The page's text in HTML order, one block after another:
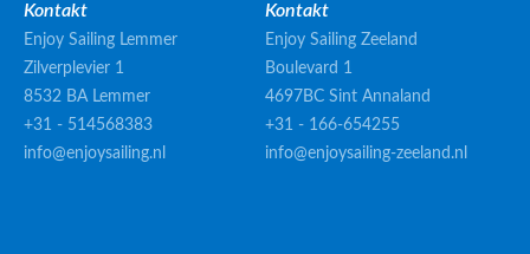
Kontakt
Enjoy Sailing Lemmer
Zilverplevier 1
8532 BA Lemmer
+31 - 514568383
info@enjoysailing.nl
Kontakt
Enjoy Sailing Zeeland
Boulevard 1
4697BC Sint Annaland
+31 - 166-654255
info@enjoysailing-zeeland.nl